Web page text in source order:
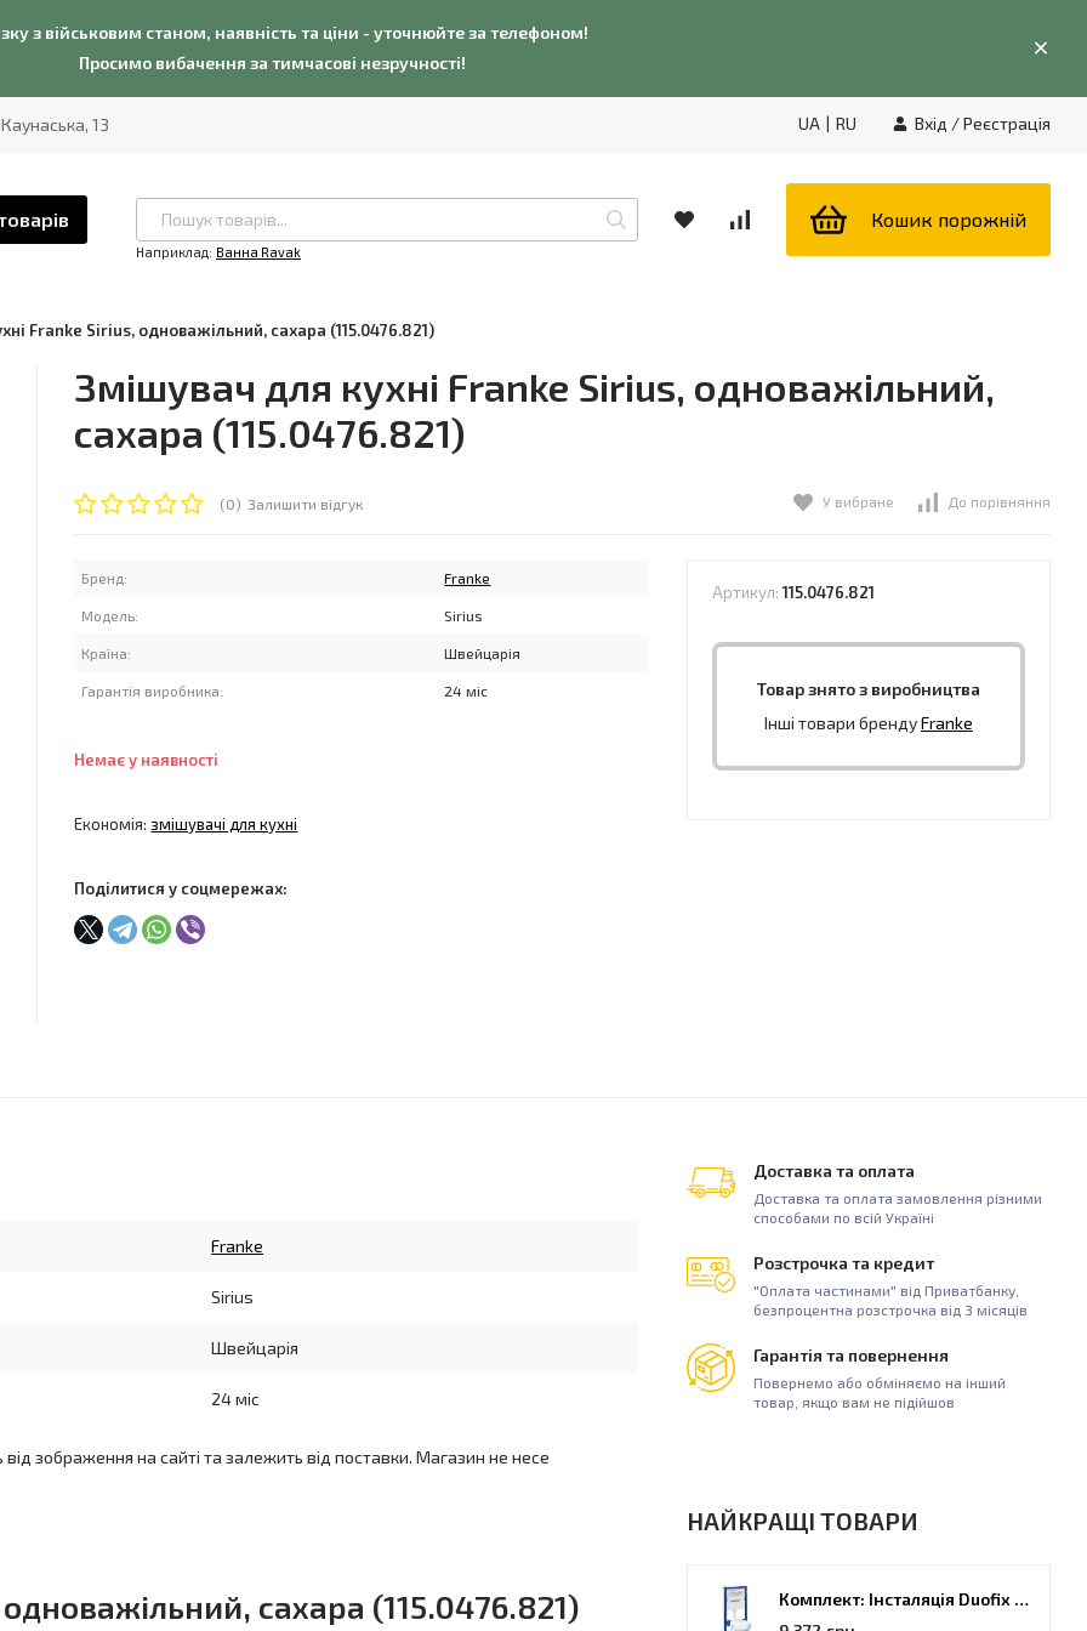
з військовим станом, наявність та ціни - уточнюйте за телефоном!
Просимо вибачення за тимчасові незручності!
13 UA | RU Вхід /Реєстрація
Наприклад: Ванна Ravak
Кошик порожній
Franke Sirius, одноважільний, сахара (115.0476.821)
Змішувач для кухні Franke Sirius, одноважільний,
сахара (115.0476.821)
(0) Залишити відгук У вибране До порівняння
Бренд: Franke
Модель: Sirius
Країна: Швейцарія
Гарантія виробника: 24 міс
Немає у наявності
Економія: змішувачі для кухні
Поділитися у соцмережах:
Артикул:115.0476.821
Товар знято з виробництва
Інші товари брендуFranke
Доставка та оплата
Доставка та оплата замовлення різними
способами по всій Україні
Розстрочка та кредит
"Оплата частинами" від Приватбанку,
безпроцентна розстрочка від 3 місяців
Гарантія та повернення
Повернемо або обміняємо на інший
товар, якщо вам не підійшов
НАЙКРАЩІ ТОВАРИ
Комплект: Інсталяція Duofix PRO 20 + унітаз Kolo Idol (118.315.21.2)
Franke
Sirius
Швейцарія
24 міс
зображення на сайті та залежить від поставки. Магазин не несе
сахара (115.0476.821)